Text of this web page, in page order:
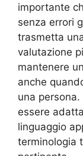
importante
senza errori
trasmetta
valutazione
mantenere
anche
una
essere
linguaggio
terminologia